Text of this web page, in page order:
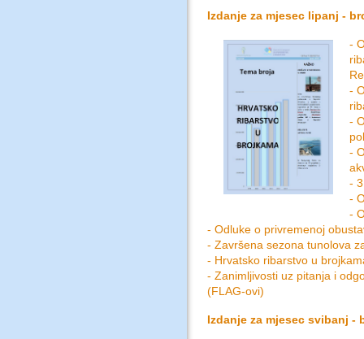
Izdanje za mjesec lipanj -
-
-
-
-
-
-
-
- Odluke o privremenoj
- Završena sezona tunolova
- Hrvatsko ribarstvo u
- Zanimljivosti uz pitanja i
(FLAG-ovi)
Izdanje za mjesec svibanj -